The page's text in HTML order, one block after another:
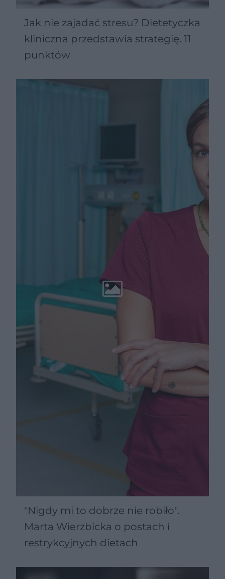
Jak nie zajadać stresu? Dietetyczka
kliniczna przedstawia strategię. 11
punktów
"Nigdy mi to dobrze nie robiło".
Marta Wierzbicka o postach i
restrykcyjnych dietach